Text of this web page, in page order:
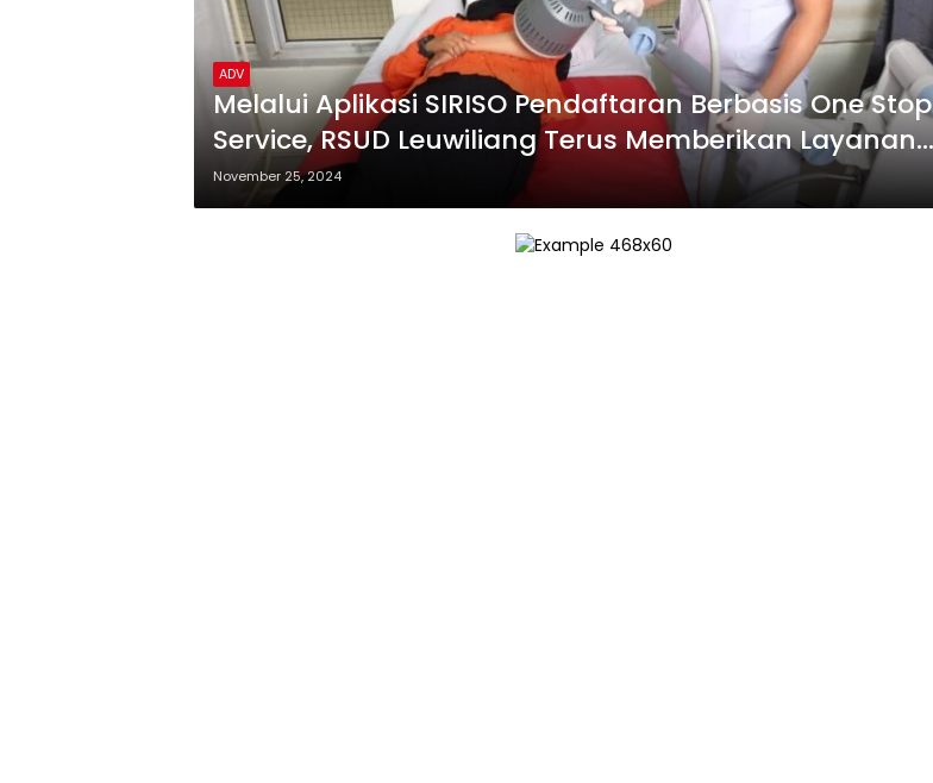
ADV
Melalui Aplikasi SIRISO Pendaftaran Berbasis One Stop
Service, RSUD Leuwiliang Terus Memberikan Layanan
Berkualitas
November 25, 2024